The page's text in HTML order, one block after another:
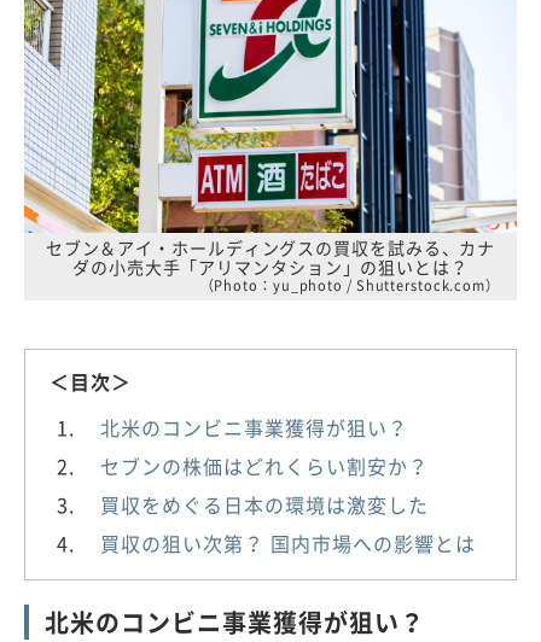
セブン＆アイ・ホールディングスの買収を試みる、カナ
ダの小売大手「アリマンタション」の狙いとは？
（Photo：yu_photo / Shutterstock.com）
＜目次＞
北米のコンビニ事業獲得が狙い？
セブンの株価はどれくらい割安か？
買収をめぐる日本の環境は激変した
買収の狙い次第？ 国内市場への影響とは
北米のコンビニ事業獲得が狙い？